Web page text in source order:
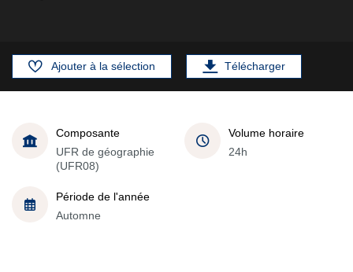
Ajouter à la sélection Télécharger
Composante
UFR de géographie
(UFR08)
Volume horaire
24h
Période de l'année
Automne